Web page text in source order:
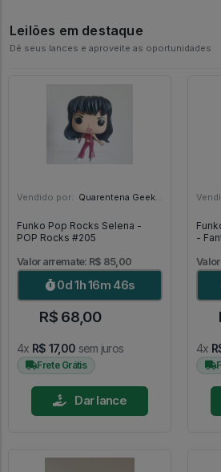
Leilões em destaque
Dê seus lances e aproveite as oportunidades
Vendido por: Quarentena Geek Store - SP
Funko Pop Rocks Selena -
POP Rocks #205
Valor arremate: R$ 85,00
0d 1h 16m 44s
R$ 68,00
4x R$ 17,00 sem juros
Frete Grátis
Dar lance
4x